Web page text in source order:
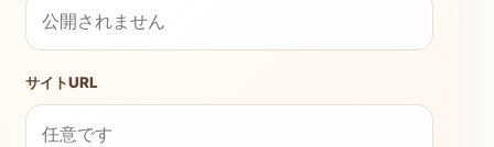
サイトURL